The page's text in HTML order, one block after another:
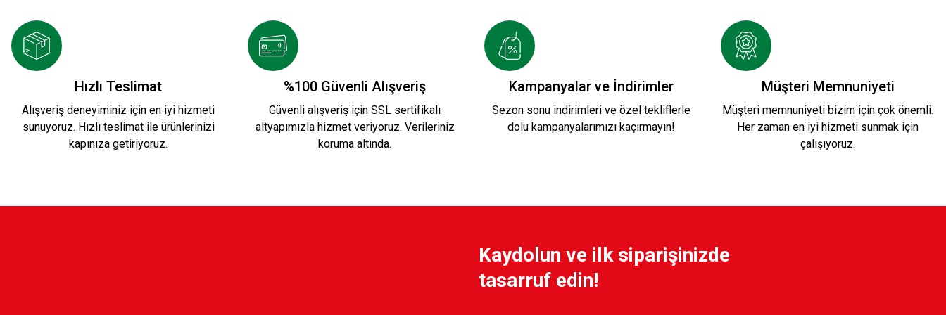
499,90 TL
35 1/2 KARŞIYAKA KARE DUVAR SAATİ 20cmx20cm K4
499,90 TL
KSK LOGO KARE DUVAR SAATİ 20cmx20cm K3
Hızlı Teslimat
Alışveriş deneyiminiz için en iyi hizmeti
sunuyoruz. Hızlı teslimat ile ürünlerinizi
kapınıza getiriyoruz.
%100 Güvenli Alışveriş
Güvenli alışveriş için SSL sertifikalı
altyapımızla hizmet veriyoruz. Verileriniz
koruma altında.
Kampanyalar ve İndirimler
Sezon sonu indirimleri ve özel tekliflerle
dolu kampanyalarımızı kaçırmayın!
Müşteri Memnuniyeti
Müşteri memnuniyeti bizim için çok önemli.
Her zaman en iyi hizmeti sunmak için
çalışıyoruz.
Kaydolun ve ilk siparişinizde
tasarruf edin!